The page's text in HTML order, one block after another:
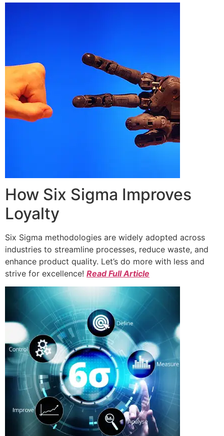
How Six Sigma Improves
Loyalty
Six Sigma methodologies are widely adopted across
industries to streamline processes, reduce waste, and
enhance product quality. Let’s do more with less and
strive for excellence! Read Full Article